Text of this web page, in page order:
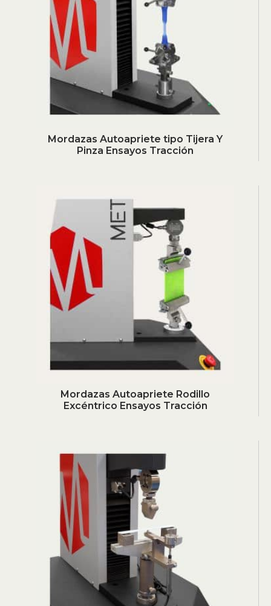
Mordazas Autoapriete tipo Tijera Y
Pinza Ensayos Tracción
Mordazas Autoapriete Rodillo
Excéntrico Ensayos Tracción